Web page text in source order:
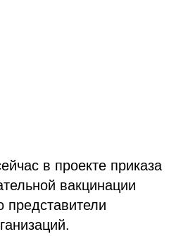
в проекте приказа
вакцинации
представители